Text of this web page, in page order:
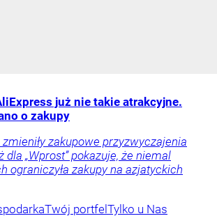
już nie takie atrakcyjne.
o zakupy
zakupowe przyzwyczajenia
dla „Wprost” pokazuje, że niemal
ograniczyła zakupy na azjatyckich
Twój portfel Tylko u Nas